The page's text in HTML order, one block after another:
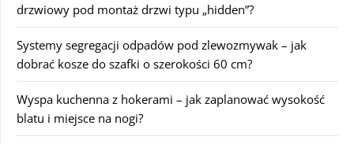
drzwiowy pod montaż drzwi typu „hidden”?
Systemy segregacji odpadów pod zlewozmywak – jak
dobrać kosze do szafki o szerokości 60 cm?
Wyspa kuchenna z hokerami – jak zaplanować wysokość
blatu i miejsce na nogi?